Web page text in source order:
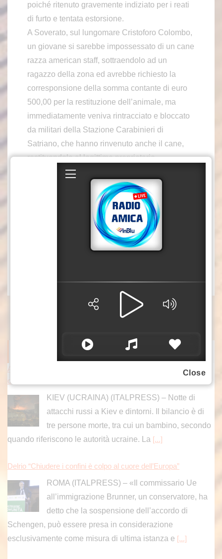
poiché ritenuto gravemente indiziato per i reati
di furto e tentata estorsione.
A Soverato, sul lungomare Cristoforo Colombo,
un giovane si sarebbe impossessato di un cane
razza american staff, sottraendolo ad un
ragazzo della zona ed avrebbe richiesto la
corresponsione della somma contante di euro
500,00 per la restituzione dell’animale, ma
immediatamente veniva rintracciato e bloccato
da militari della Stazione Carabinieri di
Satriano, che hanno rinvenuto anche il cane,
restituendolo al legittimo proprietario.
Il soggetto arrestato è stato tradotto agli arresti
domiciliari in attesa di giudizio, al termine del
quale il Giudice del Tribunale di Catanzaro ha
convalidato l’arresto, applicando la misura degli
arresti domiciliari con braccialetto elettronico.
Soverato, ruba un cane e chiede una so
proviene da
ITALPRESS NEWS
Attacchi russi nella notte vicino Kiev, tre morti tra cui un bambin
o
KIEV (UCRAINA) (ITALPRESS) – Notte di
attacchi russi a Kiev e dintorni. Il bilancio è di
tre persone morte, tra cui un bambino, secondo
quando riferiscono le autorità ucraine. La [...]
Delrio “Chiudere i confini è colpo al cuore dell’Europa”
ROMA (ITALPRESS) – «Il commissario Ue
all’immigrazione Brunner, un conservatore, ha
detto che la sospensione dell’accordo di
Schengen, può essere presa in considerazione
esclusivamente come misura di ultima istanza e [...]
Close